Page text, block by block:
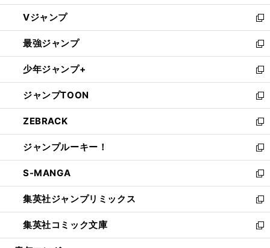
ウ
ィ
ン
ド
ウ
で
開
く
し
い
ウ
ィ
ン
ド
ウ
で
開
く
Vジャンプ
新
し
い
ウ
ィ
ン
ド
ウ
で
開
く
最強ジャンプ
新
し
い
ウ
ィ
ン
ド
ウ
で
開
く
少年ジャンプ+
新
し
い
ウ
ィ
ン
ド
ウ
で
開
く
ジャンプTOON
新
し
い
ウ
ィ
ン
ド
ウ
で
開
く
ZEBRACK
新
し
い
ウ
ィ
ン
ド
ウ
で
開
ジャンプルーキー！
新
し
い
ウ
ィ
ン
ド
ウ
S-MANGA
新
し
い
ウ
ィ
ン
集英社ジャンプリミックス
新
し
い
ウ
集英社コミック文庫
新
し